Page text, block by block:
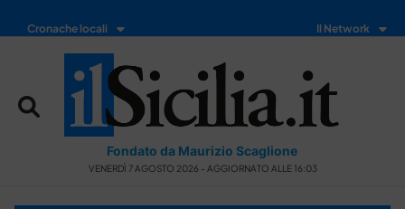
Cronache locali Il Network
Fondato da Maurizio Scaglione
VENERDÌ 7 AGOSTO 2026 - AGGIORNATO ALLE 16:03